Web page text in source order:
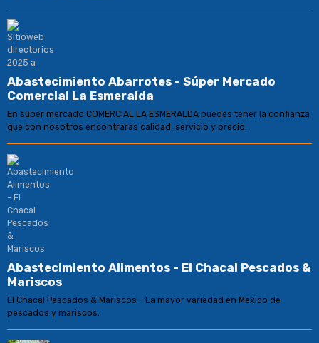
Abastecimiento Abarrotes - Súper Mercado
Comercial La Esmeralda
En súper mercado COMERCIAL LA ESMERALDA puedes tener la confianza
que con nosotros encontraras calidad, servicio y precio.
Abastecimiento Alimentos - El Chacal Pescados &
Mariscos
El Chacal Pescados & Mariscos - La mayor variedad en México de
pescados y mariscos.